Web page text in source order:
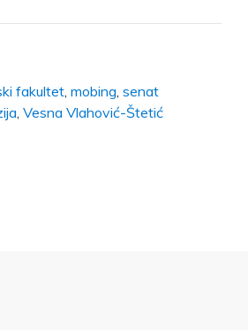
fakultet, mobing, senat
, Vesna Vlahović-Štetić